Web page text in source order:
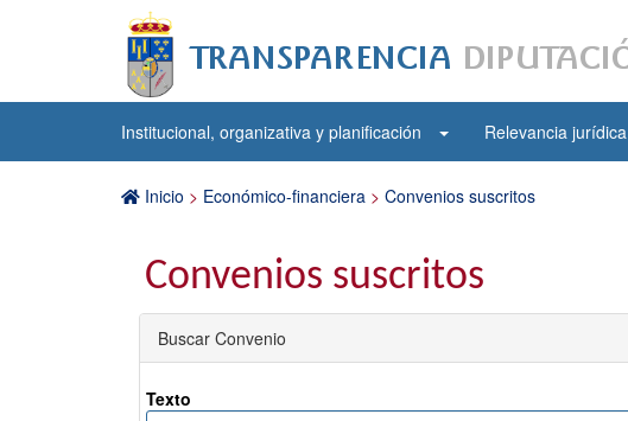
Institucional, organizativa y planificación Relevancia jurídica
Inicio > Económico-financiera > Convenios suscritos
Convenios suscritos
Buscar Convenio
Texto